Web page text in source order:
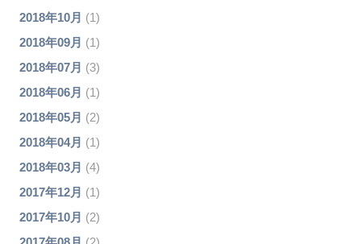
2018年10月 (1)
2018年09月 (1)
2018年07月 (3)
2018年06月 (1)
2018年05月 (2)
2018年04月 (1)
2018年03月 (4)
2017年12月 (1)
2017年10月 (2)